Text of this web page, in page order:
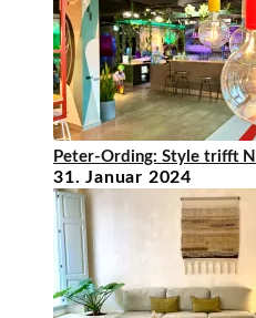
Peter-Ording: Style trifft
31. Januar 2024